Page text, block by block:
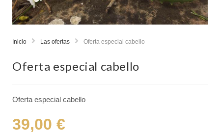
Inicio Las ofertas Oferta especial cabello
Oferta especial cabello
Oferta especial cabello
39,00 €